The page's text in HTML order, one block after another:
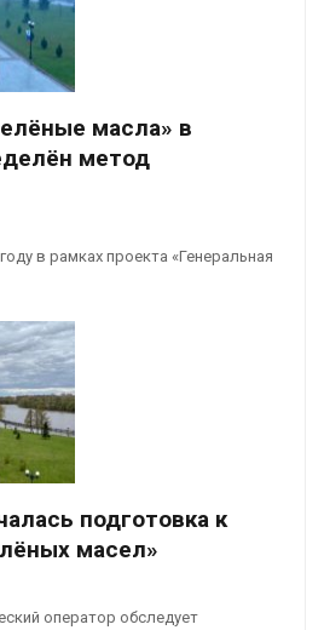
масла» в
метод
в рамках проекта «Генеральная
подготовка к
масел»
оператор обследует